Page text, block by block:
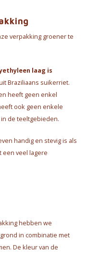
verpakking groener te
laag is
Braziliaans suikerriet.
heeft geen enkel
ook geen enkele
de teeltgebieden.
handig en stevig is als
een veel lagere
hebben we
in combinatie met
De kleur van de